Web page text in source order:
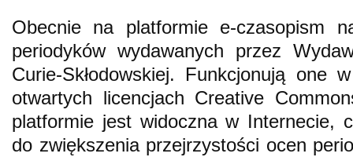
Obecnie na platformie e-czasopism
periodyków wydawanych przez
Curie-Skłodowskiej. Funkcjonują one
otwartych licencjach Creative
platformie jest widoczna w Internecie,
do zwiększenia przejrzystości ocen